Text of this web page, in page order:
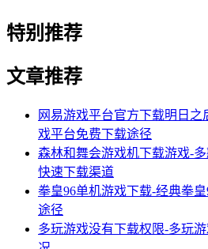
特别推荐
文章推荐
网易游戏平台官方下载明日
戏平台免费下载途径
森林和舞会游戏机下载游戏-
快速下载渠道
拳皇96单机游戏下载-经典拳
途径
多玩游戏没有下载权限-多玩